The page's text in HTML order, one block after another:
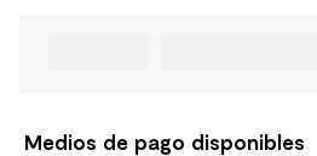
Medios de pago disponibles